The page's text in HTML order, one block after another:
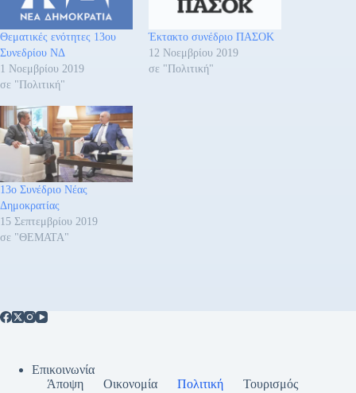
Θεματικές ενότητες 13ου
Συνεδρίου ΝΔ
1 Νοεμβρίου 2019
σε "Πολιτική"
Έκτακτο συνέδριο ΠΑΣΟΚ
12 Νοεμβρίου 2019
σε "Πολιτική"
13ο Συνέδριο Νέας
Δημοκρατίας
15 Σεπτεμβρίου 2019
σε "ΘΕΜΑΤΑ"
Επικοινωνία
Άποψη
Οικονομία Πολιτική
Τουρισμός